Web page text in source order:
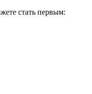
стать первым: